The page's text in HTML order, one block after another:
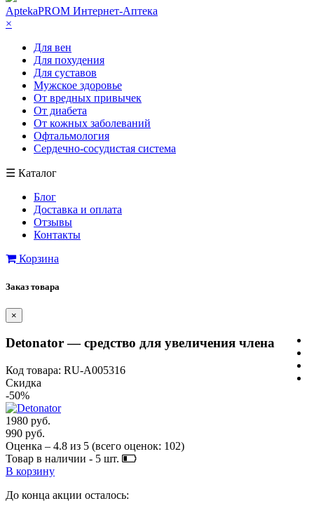
AptekaPROM Интернет-Аптека
×
Для вен
Для похудения
Для суставов
Мужское здоровье
От вредных привычек
От диабета
От кожных заболеваний
Офтальмология
Сердечно-сосудистая система
☰ Каталог
Блог
Доставка и оплата
Отзывы
Контакты
Корзина
Заказ товара
×
Detonator — средство для увеличения члена
Код товара: RU-A005316
Скидка
-50%
1980 руб.
990 руб.
Оценка – 4.8 из 5 (всего оценок: 102)
Товар в наличии - 5 шт.
В корзину
До конца акции осталось: